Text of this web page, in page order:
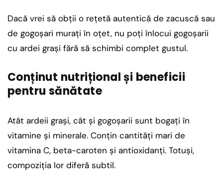
Dacă vrei să obții o rețetă autentică de zacuscă sau
de gogoșari murați în oțet, nu poți înlocui gogoșarii
cu ardei grași fără să schimbi complet gustul.
Conținut nutrițional și beneficii
pentru sănătate
Atât ardeii grași, cât și gogoșarii sunt bogați în
vitamine și minerale. Conțin cantități mari de
vitamina C, beta-caroten și antioxidanți. Totuși,
compoziția lor diferă subtil.